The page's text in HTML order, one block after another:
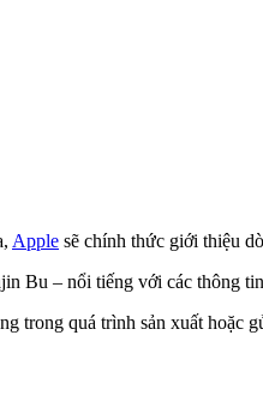
Apple sẽ chính thức giới thiệu
Bu – nổi tiếng với các thông
trong quá trình sản xuất hoặc